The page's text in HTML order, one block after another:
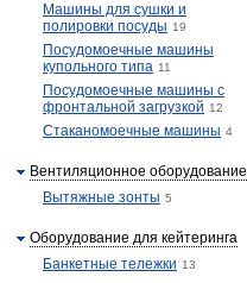
Машины для сушки и
полировки посуды 19
Посудомоечные машины
купольного типа 11
Посудомоечные машины с
фронтальной загрузкой 12
Стаканомоечные машины 4
Вентиляционное оборудование
Вытяжные зонты 5
Оборудование для кейтеринга
Банкетные тележки 13